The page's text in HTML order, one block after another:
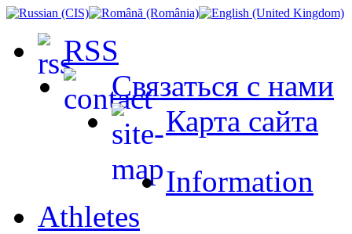
RSS
Связаться с нами
Карта сайта
Information
Athletes